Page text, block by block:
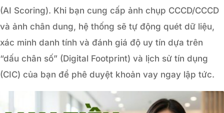
(AI Scoring). Khi bạn cung cấp ảnh chụp CCCD/CCCD
và ảnh chân dung, hệ thống sẽ tự động quét dữ liệu,
xác minh danh tính và đánh giá độ uy tín dựa trên
“dấu chân số” (Digital Footprint) và lịch sử tín dụng
(CIC) của bạn để phê duyệt khoản vay ngay lập tức.